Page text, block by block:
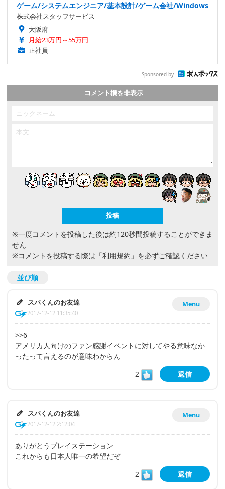
ゲーム/システムエンジニア/基本設計/ゲーム会社/Windows
株式会社スタッフサービス
大阪府
月給23万円～55万円
正社員
Sponsored by
コメント欄を非表示
※一度コメントを投稿した後は約120秒間投稿することができま
せん
※コメントを投稿する際は 「利用規約」 を必ずご確認ください
並び順
Menu
スパくんのお友達
2017-12-12 11:35:40
>>6
アメリカ人向けのファン感謝イベントに対してやる意味なか
ったって言えるのが意味わからん
2
返信
Menu
スパくんのお友達
2017-12-12 2:12:04
ありがとうプレイステーション
これからも日本人唯一の希望だぞ
2
返信